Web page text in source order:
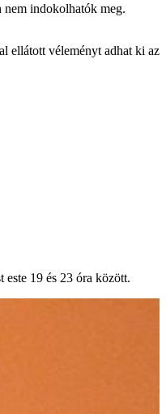
nem indokolhatók meg.
ellátott véleményt adhat ki az
19 és 23 óra között.